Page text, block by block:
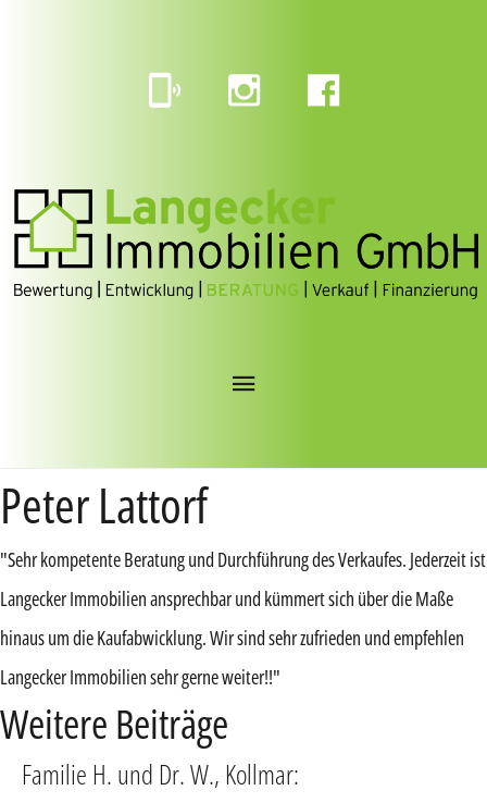
Peter Lattorf
"Sehr kompetente Beratung und Durchführung des Verkaufes. Jederzeit ist
Langecker Immobilien ansprechbar und kümmert sich über die Maße
hinaus um die Kaufabwicklung. Wir sind sehr zufrieden und empfehlen
Langecker Immobilien sehr gerne weiter!!"
Weitere Beiträge
Familie H. und Dr. W., Kollmar: